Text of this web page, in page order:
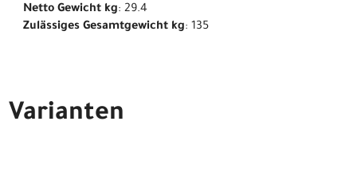
Netto Gewicht kg: 29.4
Zulässiges Gesamtgewicht kg: 135
Varianten